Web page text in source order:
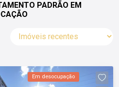
PADRÃO EM
Em desocupação